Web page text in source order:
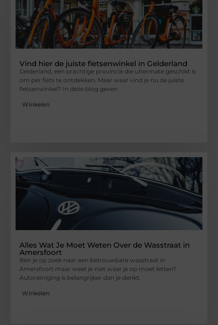
Vind hier de juiste fietsenwinkel in Gelderland
Gelderland, een prachtige provincie die uitermate geschikt is
om per fiets te ontdekken. Maar waar vind je nu de juiste
fietsenwinkel? In deze blog geven
Winkelen
Alles Wat Je Moet Weten Over de Wasstraat in
Amersfoort
Ben je op zoek naar een betrouwbare wasstraat in
Amersfoort maar weet je niet waar je op moet letten?
Autoreiniging is belangrijker dan je denkt.
Winkelen